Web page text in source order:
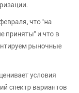
что "на
приняты" и что в
рыночные
условия
спектр вариантов